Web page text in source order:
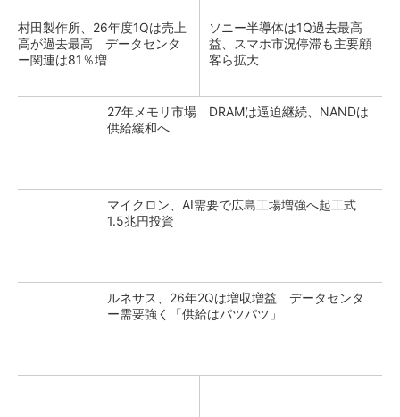
村田製作所、26年度1Qは売上
高が過去最高 データセンタ
ー関連は81％増
ソニー半導体は1Q過去最高
益、スマホ市況停滞も主要顧
客ら拡大
27年メモリ市場 DRAMは逼迫継続、NANDは
供給緩和へ
マイクロン、AI需要で広島工場増強へ起工式
1.5兆円投資
ルネサス、26年2Qは増収増益 データセンタ
ー需要強く「供給はパツパツ」